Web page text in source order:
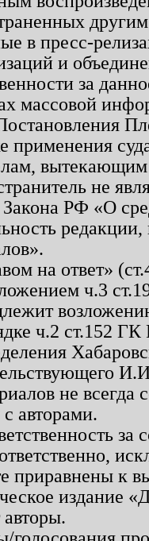
в пресс-
и
за
массовой
применения
вытекающим
не
РФ «О
на ответ»
ч.3
ч.2 ст.152
не
авторами.
приравнены к
издание